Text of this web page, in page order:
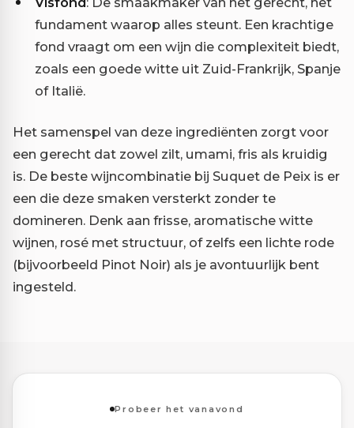
fundament waarop alles steunt. Een krachtige
fond vraagt om een wijn die complexiteit biedt,
zoals een goede witte uit Zuid-Frankrijk, Spanje
of Italië.
Het samenspel van deze ingrediënten zorgt voor
een gerecht dat zowel zilt, umami, fris als kruidig
is. De beste wijncombinatie bij Suquet de Peix is er
een die deze smaken versterkt zonder te
domineren. Denk aan frisse, aromatische witte
wijnen, rosé met structuur, of zelfs een lichte rode
(bijvoorbeeld Pinot Noir) als je avontuurlijk bent
ingesteld.
Probeer het vanavond